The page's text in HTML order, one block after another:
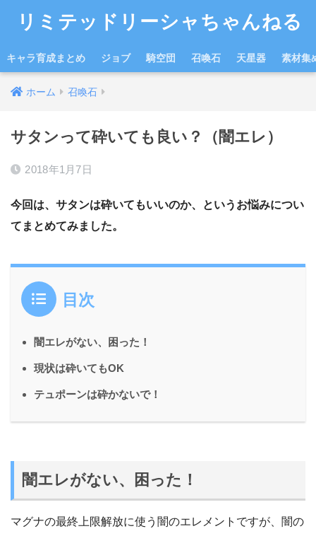
リミテッドリーシャちゃんねる
キャラ育成まとめ ジョブ 騎空団 召喚石 天星器 素材集
ホーム 召喚石
サタンって砕いても良い？（闇エレ）
2018年1月7日
今回は、サタンは砕いてもいいのか、というお悩みについ
てまとめてみました。
目次
闇エレがない、困った！
現状は砕いてもOK
テュポーンは砕かないで！
闇エレがない、困った！
マグナの最終上限解放に使う闇のエレメントですが、闇の